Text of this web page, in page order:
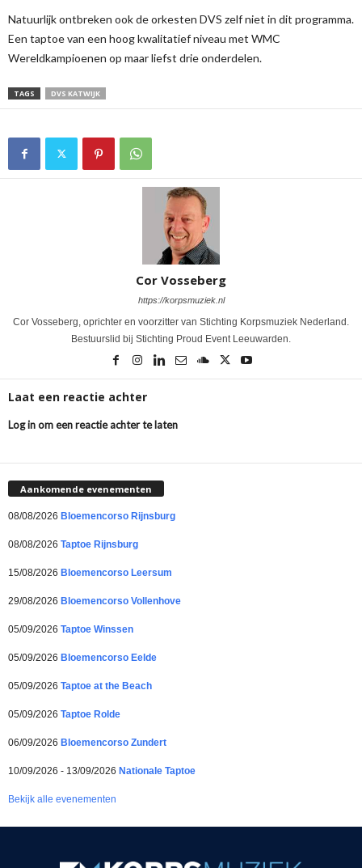
Natuurlijk ontbreken ook de orkesten DVS zelf niet in dit programma.
Een taptoe van een hoog kwalitatief niveau met WMC
Wereldkampioenen op maar liefst drie onderdelen.
TAGS DVS KATWIJK
Cor Vosseberg
https://korpsmuziek.nl
Cor Vosseberg, oprichter en voorzitter van Stichting Korpsmuziek Nederland.
Bestuurslid bij Stichting Proud Event Leeuwarden.
Laat een reactie achter
Log in om een reactie achter te laten
Aankomende evenementen
08/08/2026 Bloemencorso Rijnsburg
08/08/2026 Taptoe Rijnsburg
15/08/2026 Bloemencorso Leersum
29/08/2026 Bloemencorso Vollenhove
05/09/2026 Taptoe Winssen
05/09/2026 Bloemencorso Eelde
05/09/2026 Taptoe at the Beach
05/09/2026 Taptoe Rolde
06/09/2026 Bloemencorso Zundert
10/09/2026 - 13/09/2026 Nationale Taptoe
Bekijk alle evenementen